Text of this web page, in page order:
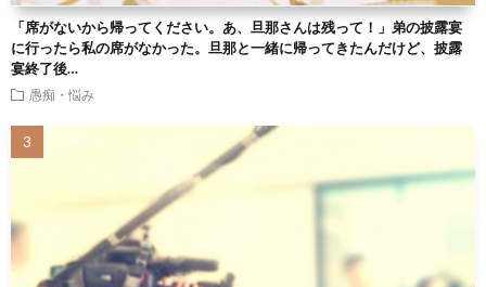
「席がないから帰ってください。あ、旦那さんは残って！」弟の披露宴
に行ったら私の席がなかった。旦那と一緒に帰ってきたんだけど、披露
宴終了後…
愚痴・悩み